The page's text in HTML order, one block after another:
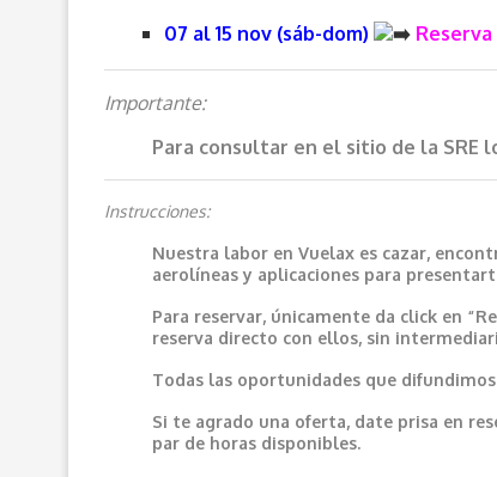
07 al 15 nov (sáb-dom) Reserva
Importante:
Para consultar en el sitio de la SRE
Instrucciones:
Nuestra labor en Vuelax es cazar,
aerolíneas y aplicaciones para
Para reservar, únicamente da click en
reserva directo con ellos, sin
Todas las oportunidades que
Si te agrado una oferta, date prisa en
par de horas disponibles.